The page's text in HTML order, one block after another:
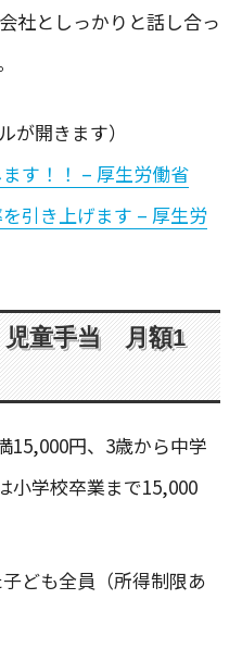
社としっかりと話し合っ
開きます）
す！！ – 厚生労働省
引き上げます – 厚生労
児童手当 月額1
15,000円、3歳から中学
小学校卒業まで15,000
ども全員（所得制限あ